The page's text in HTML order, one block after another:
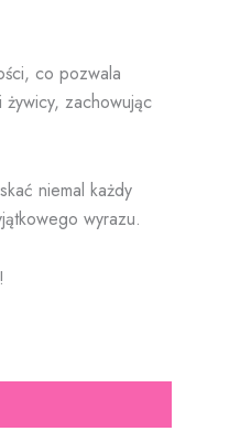
co pozwala
żywicy, zachowując
niemal każdy
wyrazu.